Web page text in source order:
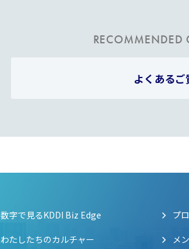
RECOMMENDED
よくあるご
数字で見るKDDI Biz Edge
わたしたちのカルチャー
プ
メ